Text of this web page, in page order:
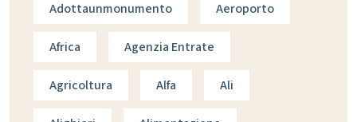
Adottaunmonumento Aeroporto
Africa Agenzia Entrate
Agricoltura Alfa Ali